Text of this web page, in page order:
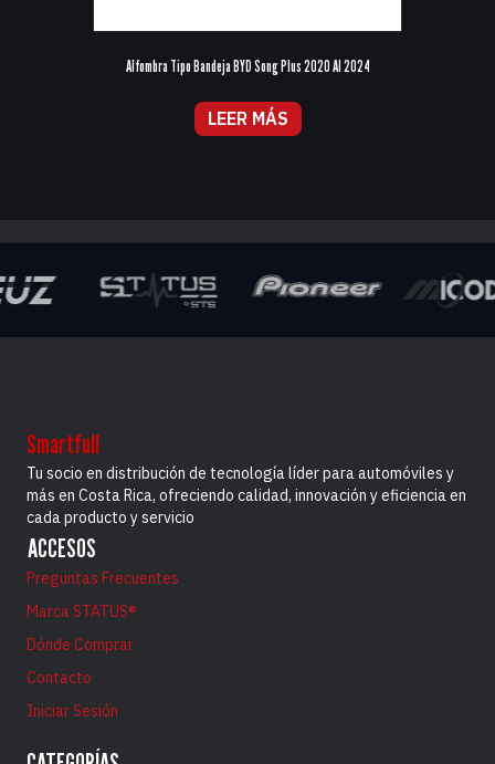
Alfombra Tipo Bandeja BYD Song Plus 2020 Al 2024
LEER MÁS
Smartfull
Tu socio en distribución de tecnología líder para automóviles y
más en Costa Rica, ofreciendo calidad, innovación y eficiencia en
cada producto y servicio
ACCESOS
Preguntas Frecuentes
Marca STATUS®
Dónde Comprar
Contacto
Iniciar Sesión